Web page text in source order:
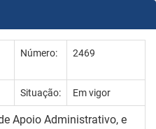
Número: 2469
Situação: Em vigor
Apoio Administrativo, e